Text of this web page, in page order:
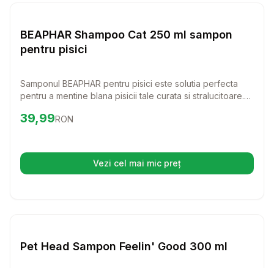
BEAPHAR Shampoo Cat 250 ml sampon
pentru pisici
Samponul BEAPHAR pentru pisici este solutia perfecta
pentru a mentine blana pisicii tale curata si stralucitoare.
ingrijire delicata, transformand baia intr-o experienta
Preț:39.99
39,99RON
Vezi cel mai mic preț(se deschide într-o filă nouă)
Sampoane pisici
Pet Head Sampon Feelin' Good 300 ml